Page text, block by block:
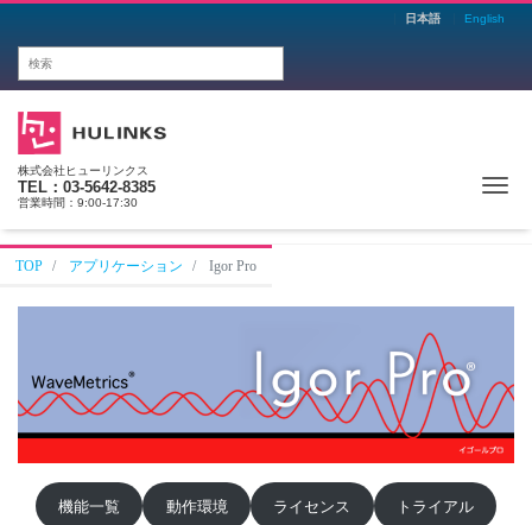
日本語 English
株式会社ヒューリンクス
TEL：03-5642-8385
営業時間：9:00-17:30
TOP アプリケーション Igor Pro
機能一覧 動作環境 ライセンス トライアル